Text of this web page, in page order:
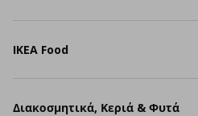
IKEA Food
Διακοσμητικά, Κεριά & Φυτά